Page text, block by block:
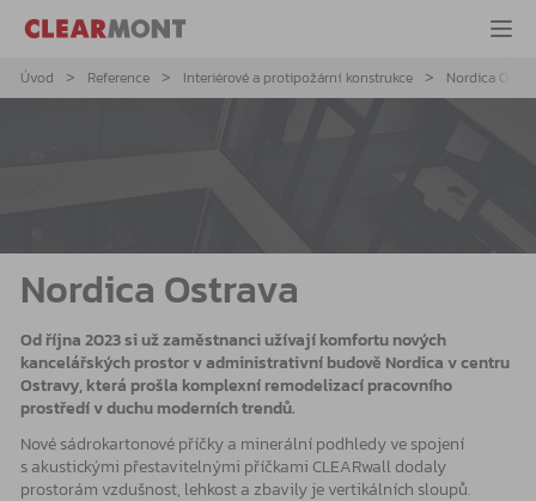
Úvod Reference Interiérové a protipožární konstrukce Nordica
Nordica Ostrava
Od října 2023 si už zaměstnanci užívají komfortu nových
kancelářských prostor v administrativní budově Nordica v centru
Ostravy, která prošla komplexní remodelizací pracovního
prostředí v duchu moderních trendů.
Nové sádrokartonové příčky a minerální podhledy ve spojení
s akustickými přestavitelnými příčkami CLEARwall dodaly
prostorám vzdušnost, lehkost a zbavily je vertikálních sloupů.